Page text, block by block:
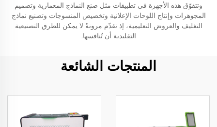
وتتفوّق هذه الأجهزة في تطبيقات مثل صنع النماذج المعمارية وتصميم
المجوهرات وإنتاج اللوحات الإعلانية وتخصيص المنسوجات وتصنيع نماذج
التغليف والعروض التعليمية، إذ تقدّم مرونةً لا يمكن للطرق التصنيعية
التقليدية أن تُنافسها.
المنتجات الشائعة